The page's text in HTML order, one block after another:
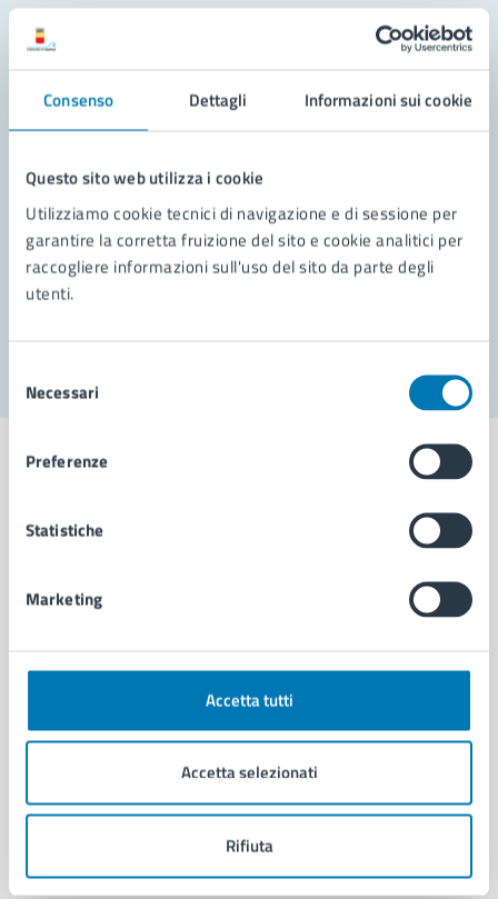
Consenso Dettagli Informazioni sui cookie
Questo sito web utilizza i cookie
Utilizziamo cookie tecnici di navigazione e di sessione per
garantire la corretta fruizione del sito e cookie analitici per
raccogliere informazioni sull'uso del sito da parte degli
utenti.
delNecessari
Preferenze
Statistiche
Marketing
Accetta tutti
Accetta selezionati
Rifiuta
Leggi le domande frequenti
Richiedi assistenza
Prenota appuntamento
Problemi in città
Comune di Napoli
AMMINISTRAZIONE
Organi di governo
Enti e fondazioni
Personale amministrativo
Intranet, posta aziendale e protocollo